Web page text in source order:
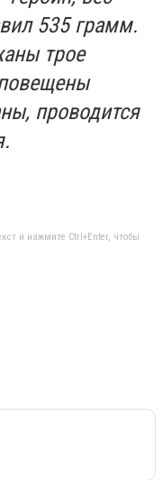
535 грамм.
трое
проводится
и нажмите Ctrl+Enter, чтобы